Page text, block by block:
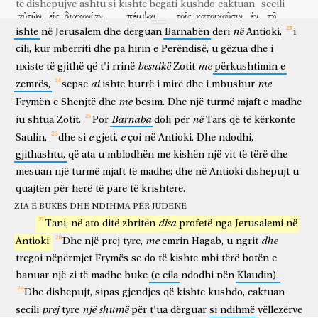
të dishepujve ashtu si kishte begati kushdo caktuan secili
αὐτῶν
i atyre
εἰς
për
διακονίαν,
shërbim
πέμψαι
për të dërguar
τοῖς κατοικοῦσιν
që banojnë
ἐν
në
τῇ
Ἰουδαίᾳ
Judenë vëllezërve
ὃ
të cilën
καὶ
edhe
ἐποίησαν,
bënë
ἀποστείλαντες
duke dërguar
πρὸς τοὺς πρεσβυτέρους διὰ χειρὸς Βαρναβᾶ
të Barnabës
καὶ
dhe
Σαύλου.
të Saulit
Tani, fjala lidhur me ta shkoi në veshët e kishës
që
ishte në Jerusalem dhe dërguan Barnabën deri në Antioki,
i
cili, kur mbërriti dhe pa hirin e Perëndisë, u gëzua dhe i
nxiste të gjithë që t'i rrinë besnikë Zotit me përkushtimin e
zemrës,
sepse ai ishte burrë i mirë dhe i mbushur me
Frymën e Shenjtë dhe me besim. Dhe një turmë mjaft e madhe
iu shtua Zotit. Por Barnaba doli për në Tars që të kërkonte
Saulin,
dhe si e gjeti, e çoi në Antioki. Dhe ndodhi,
gjithashtu, që ata u mblodhën me kishën një vit të tërë dhe
mësuan një turmë mjaft të madhe; dhe në Antioki dishepujt u
quajtën për herë të parë të krishterë.
ZIA E BUKËS DHE NDIHMA PËR JUDENË
Tani, në ato ditë zbritën disa profetë nga Jerusalemi në
Antioki.
Dhe një prej tyre, me emrin Hagab, u ngrit dhe
tregoi nëpërmjet Frymës se do të kishte mbi tërë botën e
banuar një zi të madhe buke (e cila ndodhi nën Klaudin).
Dhe dishepujt, sipas gjendjes që kishte kushdo, caktuan
secili prej tyre një shumë për t'ua dërguar si ndihmë vëllezërve